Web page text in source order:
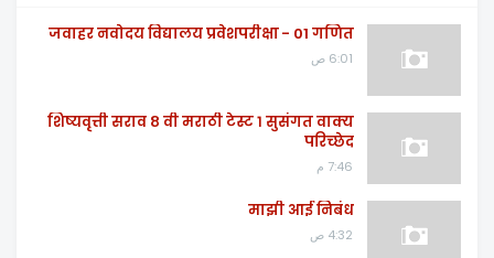
जवाहर नवोदय विद्यालय प्रवेशपरीक्षा - 01 गणित
6:01 ص
शिष्यवृत्ती सराव ८ वी मराठी टेस्ट १ सुसंगत वाक्य
परिच्छेद
7:46 م
माझी आई निबंध
4:32 ص